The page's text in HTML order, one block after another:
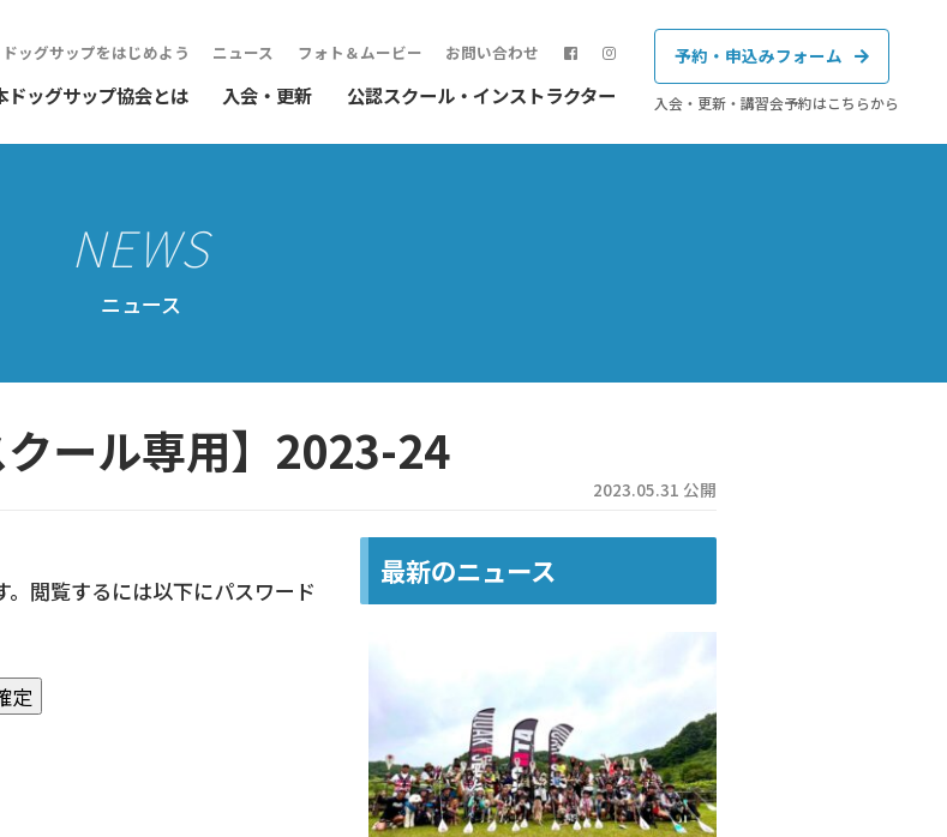
ドッグサップ協会とは 入会・更新 公認スクール・インストラクター
ドッグサップをはじめよう ニュース フォト＆ムービー お問い合わせ 予約・申込みフォーム
入会・更新・講習会予約はこちらから
ニュース
クール専用】2023-24
2023.05.31 公開
閲覧するには以下にパスワード
最新のニュース